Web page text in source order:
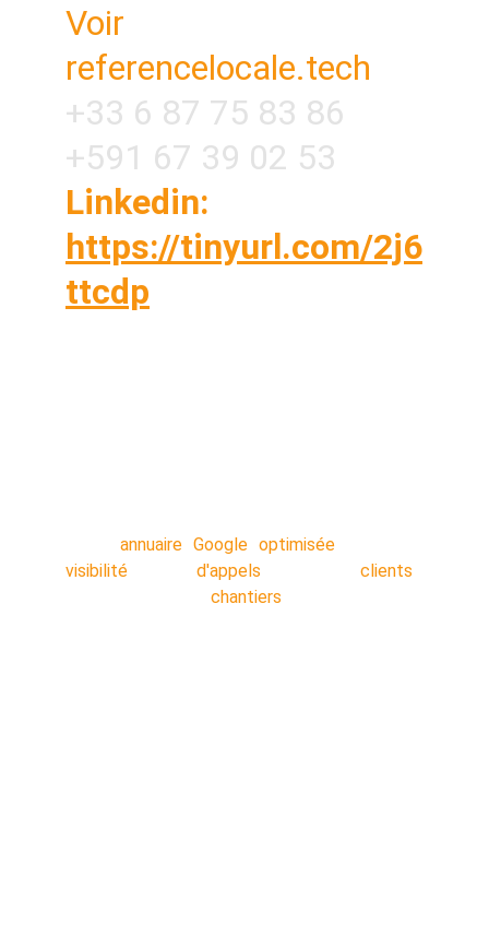
Voir
referencelocale.tech
+33 6 87 75 83 86
+591 67 39 02 53
Linkedin:
https://tinyurl.com/2j6
ttcdp
annuaire Google optimisée: Plus de
visibilité
d'appels !! Plus declients
chantiers